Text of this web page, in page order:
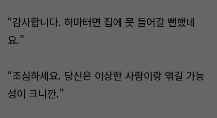
“감사합니다. 하마터면 집에 못 들어갈 뻔했네
요.”
“조심하세요. 당신은 이상한 사람이랑 엮길 가능
성이 크니깐.”